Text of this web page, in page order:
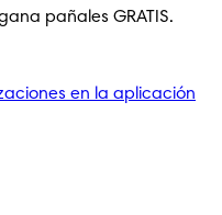
pañales GRATIS.
en la aplicación